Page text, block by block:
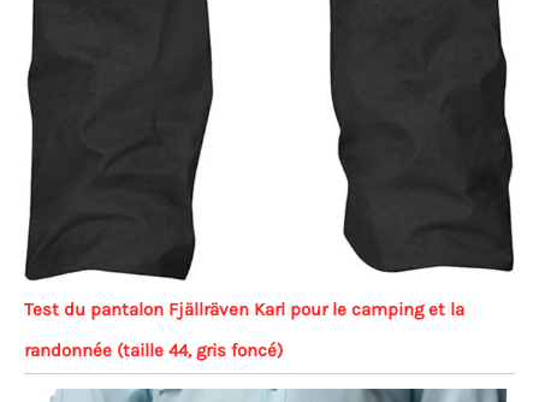
Test du pantalon Fjällräven Karl pour le camping et la
randonnée (taille 44, gris foncé)